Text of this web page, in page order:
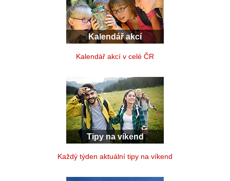
Kalendář akcí
Kalendář akcí v celé ČR
Tipy na víkend
Každý týden aktuální tipy na víkend